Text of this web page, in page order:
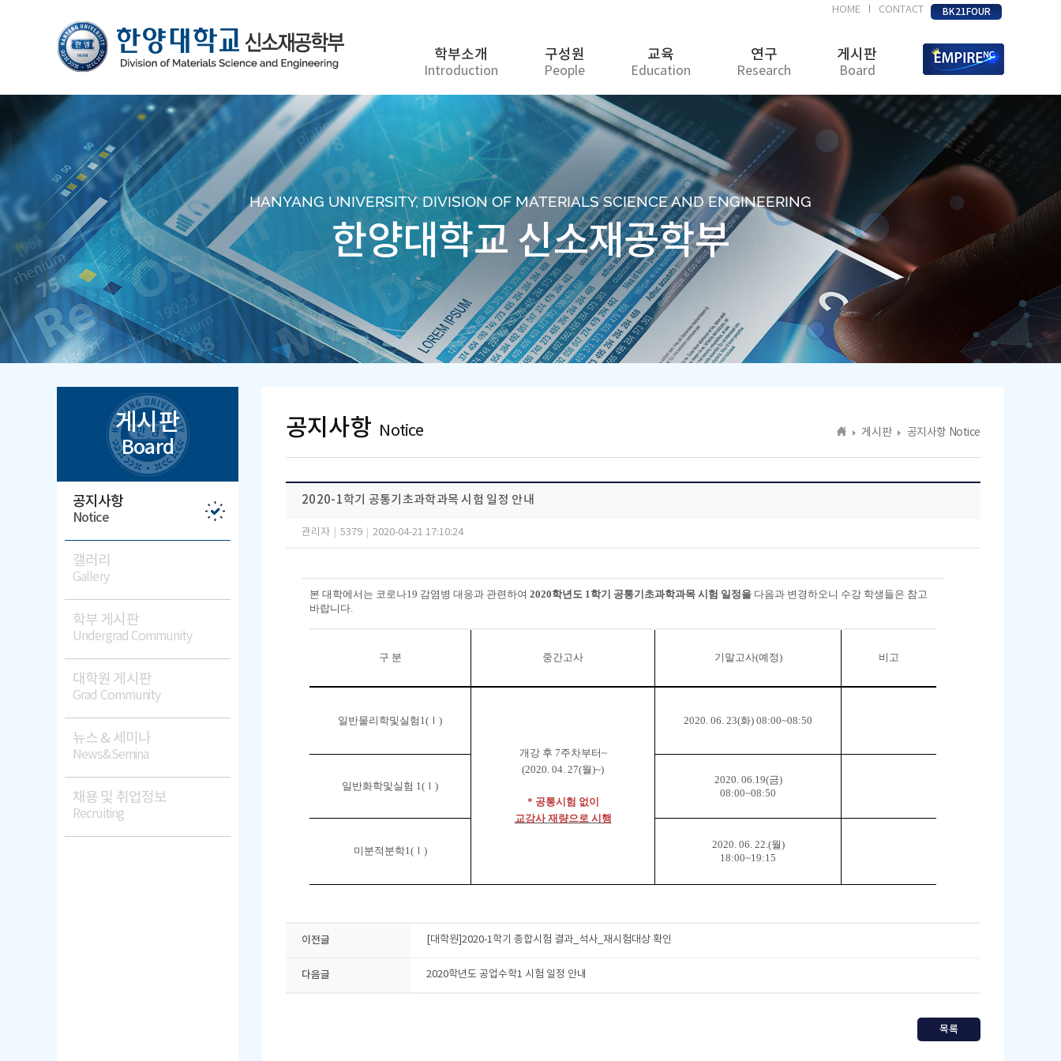
HOME CONTACT BK21FOUR
학부소개
Introduction
구성원
People
교육
Education
연구
Research
게시판
Board
HANYANG UNIVERSITY, DIVISION OF MATERIALS SCIENCE AND ENGINEERING
한양대학교 신소재공학부
게시판
Board
공지사항
Notice
갤러리
Gallery
학부 게시판
Undergrad Community
대학원 게시판
Grad Community
뉴스 & 세미나
News&Semina
채용 및 취업정보
Recruiting
공지사항 Notice 게시판 공지사항 Notice
2020-1학기 공통기초과학과목 시험 일정 안내
관리자 5379 2020-04-21 17:10:24
본 대학에서는 코로나19 감염병 대응과 관련하여 2020학년도 1학기 공통기초과학과목 시험 일정을 다음과 변경하오니 수강 학생들은 참고
바랍니다.
구 분 중간고사 기말고사(예정) 비고
일반물리학및실험 1( Ⅰ )
개강 후 7주차부터~
(2020. 04. 27(월)~)
* 공통시험 없이
교강사 재량으로 시행
2020. 06. 23(화) 08:00~08:50
일반화학및실험 1( Ⅰ )
2020. 06.19(금)
08:00~08:50
미분적분학1(Ⅰ )
2020. 06. 22.(월)
18:00~19:15
이전글 [대학원]2020-1학기 종합시험 결과_석사_재시험대상 확인
다음글 2020학년도 공업수학1 시험 일정 안내
목록